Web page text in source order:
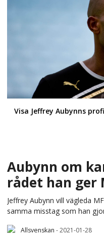
Visa Jeffrey Aubynns
Aubynn om
rådet han ger
Jeffrey Aubynn vill vägleda
samma misstag som han
Allsvenskan -2021-01-28